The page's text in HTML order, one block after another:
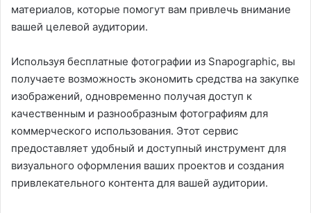
материалов, которые помогут вам привлечь внимание
вашей целевой аудитории.
Используя бесплатные фотографии из Snapographic, вы
получаете возможность экономить средства на закупке
изображений, одновременно получая доступ к
качественным и разнообразным фотографиям для
коммерческого использования. Этот сервис
предоставляет удобный и доступный инструмент для
визуального оформления ваших проектов и создания
привлекательного контента для вашей аудитории.